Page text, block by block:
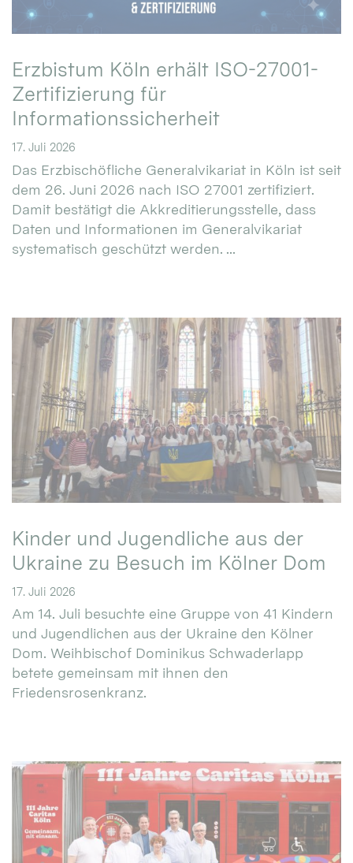
Erzbistum Köln erhält ISO-27001-
Zertifizierung für
Informationssicherheit
17. Juli 2026
Das Erzbischöfliche Generalvikariat in Köln ist seit
dem 26. Juni 2026 nach ISO 27001 zertifiziert.
Damit bestätigt die Akkreditierungsstelle, dass
Daten und Informationen im Generalvikariat
systematisch geschützt werden. ...
Kinder und Jugendliche aus der
Ukraine zu Besuch im Kölner Dom
17. Juli 2026
Am 14. Juli besuchte eine Gruppe von 41 Kindern
und Jugendlichen aus der Ukraine den Kölner
Dom. Weihbischof Dominikus Schwaderlapp
betete gemeinsam mit ihnen den
Friedensrosenkranz.